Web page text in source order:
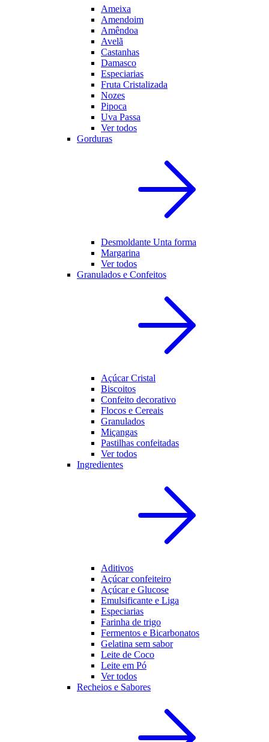
Ameixa
Amendoim
Amêndoa
Avelã
Castanhas
Damasco
Especiarias
Fruta Cristalizada
Nozes
Pipoca
Uva Passa
Ver todos
Gorduras
Desmoldante Unta forma
Margarina
Ver todos
Granulados e Confeitos
Açúcar Cristal
Biscoitos
Confeito decorativo
Flocos e Cereais
Granulados
Miçangas
Pastilhas confeitadas
Ver todos
Ingredientes
Aditivos
Açúcar confeiteiro
Açúcar e Glucose
Emulsificante e Liga
Especiarias
Farinha de trigo
Fermentos e Bicarbonatos
Gelatina sem sabor
Leite de Coco
Leite em Pó
Ver todos
Recheios e Sabores